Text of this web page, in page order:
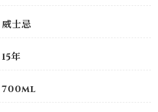
威士忌
15年
700ml